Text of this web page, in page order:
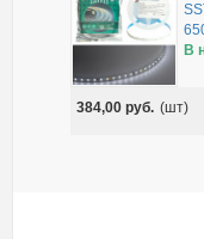
В
384,00 руб. (шт)